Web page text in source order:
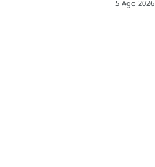
5 Ago 2026